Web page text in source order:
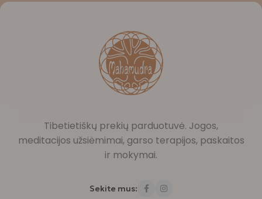
Tibetietiškų prekių parduotuvė. Jogos,
meditacijos užsiėmimai, garso terapijos, paskaitos
ir mokymai.
Sekite mus: